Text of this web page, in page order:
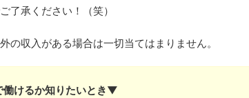
了承ください！（笑）
の収入がある場合は一切当てはまりません。
働けるか知りたいとき▼